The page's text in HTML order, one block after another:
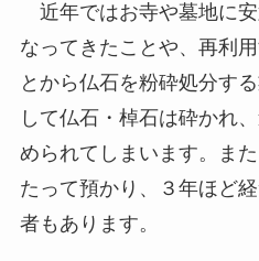
近年ではお寺や墓地に安
なってきたことや、再利
とから仏石を粉砕処分す
して仏石・棹石は砕かれ
められてしまいます。ま
たって預かり、３年ほど
者もあります。